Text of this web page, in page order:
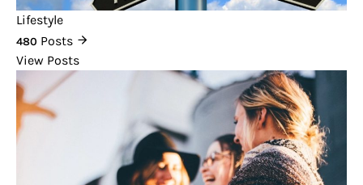
Lifestyle
480 Posts
View Posts